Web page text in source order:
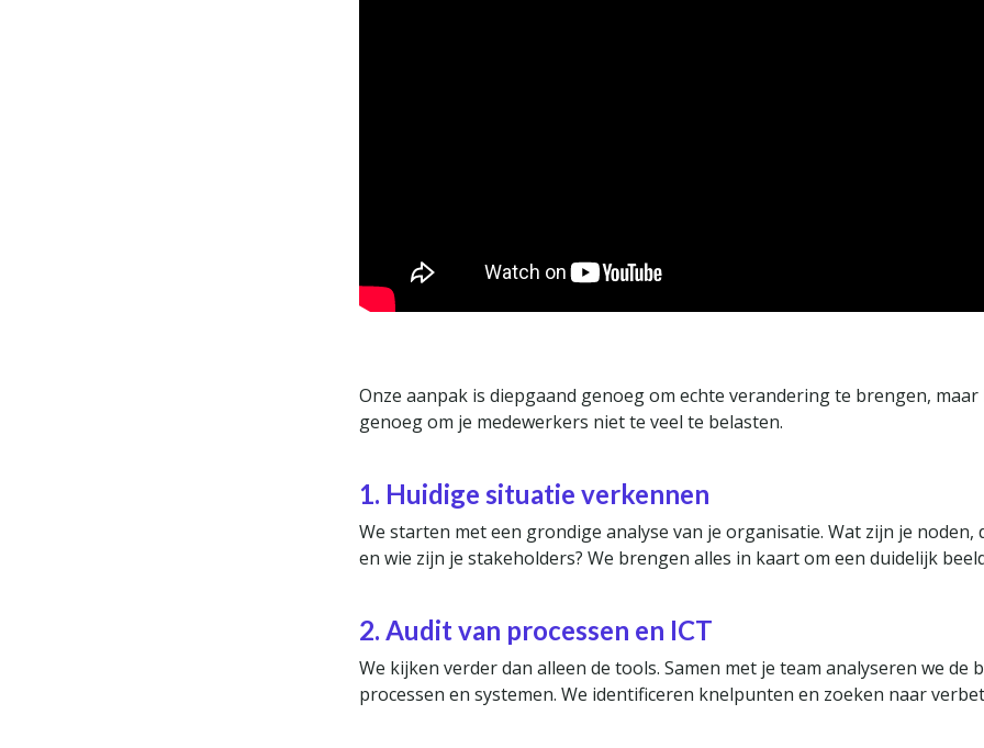
Onze aanpak is diepgaand genoeg om echte verandering te brengen,
genoeg om je medewerkers niet te veel te belasten.
1. Huidige situatie verkennen
We starten met een grondige analyse van je organisatie. Wat zijn je noden,
en wie zijn je stakeholders? We brengen alles in kaart om een duidelijk
2. Audit van processen en ICT
We kijken verder dan alleen de tools. Samen met je team analyseren we de
processen en systemen. We identificeren knelpunten en zoeken naar